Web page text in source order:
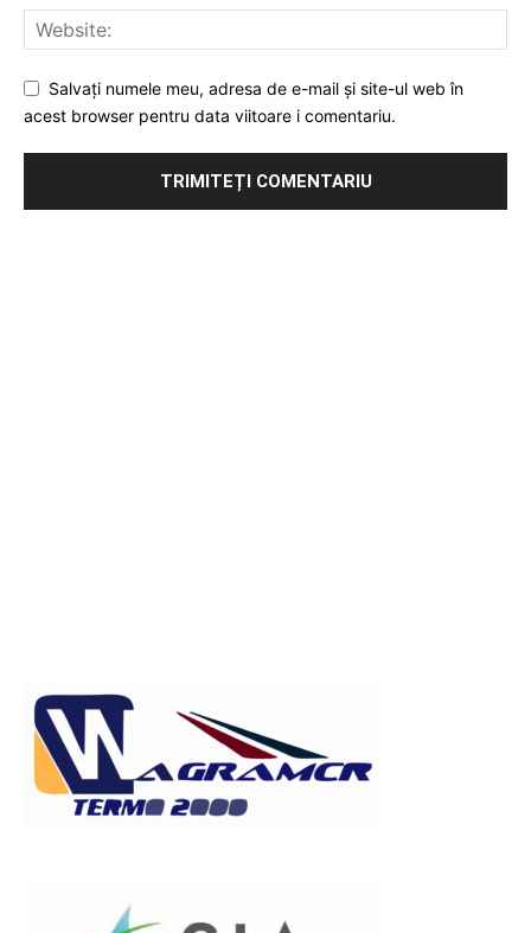
Salvați numele meu, adresa de e-mail și site-ul web în
acest browser pentru data viitoare i comentariu.